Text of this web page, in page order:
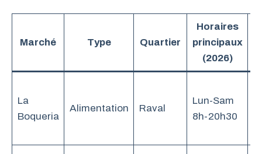
Marché Type Quartier
Horaires
principaux
(2026)
La
Boqueria
Alimentation Raval
Lun-Sam
8h-20h30